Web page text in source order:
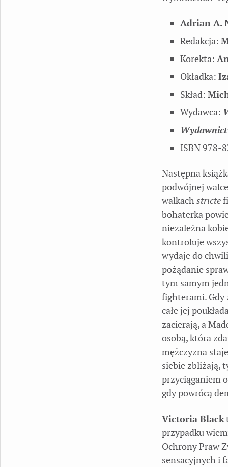
Adrian A.
Redakcja:
Korekta:
Okładka:
Skład:
Wydawca:
ISBN 978-
Następna
podwójnej
walkachstricte
bohaterka
niezależna
kontroluje
wydaje do
pożądanie
tym samym
fighterami. Gdy
całe jej
zacierają, a
osobą, która
mężczyzna
siebie zbliżają,
przyciąganiem
gdy powrócą
Victoria Black
przypadku
Ochrony Praw
sensacyjnych i